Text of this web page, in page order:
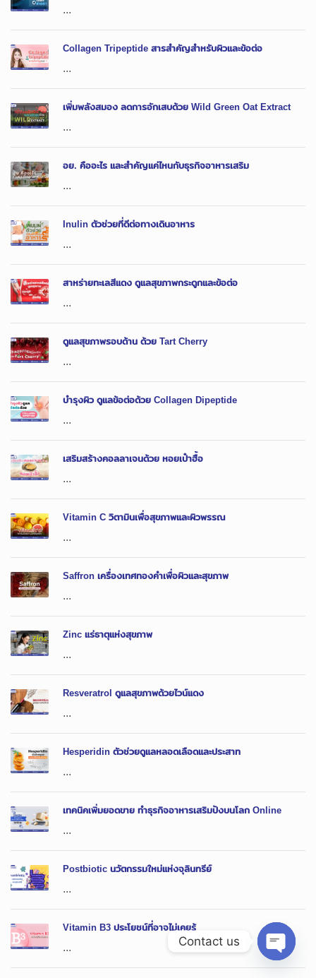
...
Collagen Tripeptide สารสำคัญสำหรับผิวและข้อต่อ
...
เพิ่มพลังสมอง ลดการอักเสบด้วย Wild Green Oat Extract
...
อย. คืออะไร และสำคัญแค่ไหนกับธุรกิจอาหารเสริม
...
Inulin ตัวช่วยที่ดีต่อทางเดินอาหาร
...
สาหร่ายทะเลสีแดง ดูแลสุขภาพกระดูกและข้อต่อ
...
ดูแลสุขภาพรอบด้าน ด้วย Tart Cherry
...
บำรุงผิว ดูแลข้อต่อด้วย Collagen Dipeptide
...
เสริมสร้างคอลลาเจนด้วย หอยเป๋าฮื้อ
...
Vitamin C วิตามินเพื่อสุขภาพและผิวพรรณ
...
Saffron เครื่องเทศทองคำเพื่อผิวและสุขภาพ
...
Zinc แร่ธาตุแห่งสุขภาพ
...
Resveratrol ดูแลสุขภาพด้วยไวน์แดง
...
Hesperidin ตัวช่วยดูแลหลอดเลือดและประสาท
...
เทคนิคเพิ่มยอดขาย ทำธุรกิจอาหารเสริมปังบนโลก Online
...
Postbiotic นวัตกรรมใหม่แห่งจุลินทรีย์
...
Vitamin B3 ประโยชน์ที่อาจไม่เคยรู้
... Contact us
Open